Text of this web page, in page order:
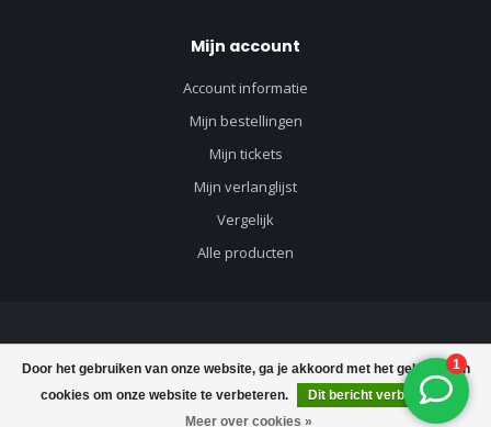
Door het gebruiken van onze website, ga je akkoord met het gebruik van
cookies om onze website te verbeteren.
Dit bericht verbergen
Meer over cookies »
Mijn account
Account informatie
Mijn bestellingen
Mijn tickets
Mijn verlanglijst
Vergelijk
Alle producten
© Copyright 2026 Vloerenvisie voor vloeren en toebehoren - Powered by
Lightspeed-Lightspeed design byDyvelopment